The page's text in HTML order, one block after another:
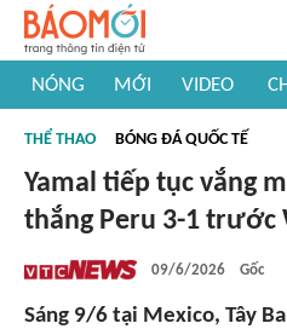
NÓNG MỚI VIDEO
#Khám phá thế giới
THỂ THAO BÓNG ĐÁ QUỐC TẾ
Yamal tiếp tục vắng
thắng Peru 3-1 trước
09/6/2026 Gốc
Sáng 9/6 tại Mexico, Tây